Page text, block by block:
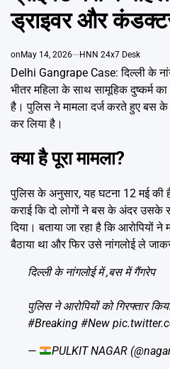
ड्राइवर और
onMay 14, 2026 HNN 24x7 Desk
Delhi Gangrape Case: दिल्ली के
भीतर महिला के साथ सामूहिक दुष्कर्म
है। पुलिस ने मामला दर्ज करते हुए बस के
कर लिया है।
क्या है पूरा मामला?
पुलिस के अनुसार, यह घटना 12 मई की
कराई कि दो लोगों ने बस के अंदर उसके
दिया। बताया जा रहा है कि आरोपियों
बैठाया था और फिर उसे नांगलोई ले
दिल्ली के नांगलोई में ,बस में गैंगरेप
पुलिस ने आरोपियों को गिरफ्तार
#Breaking #New
— PULKIT NAGAR